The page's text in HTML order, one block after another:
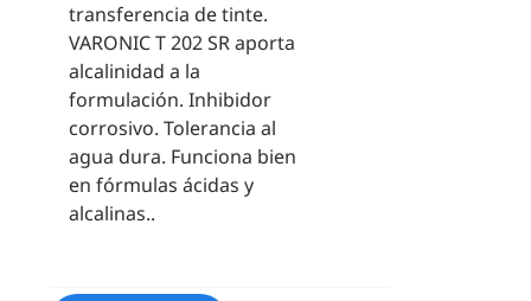
transferencia de tinte.
VARONIC T 202 SR aporta
alcalinidad a la
formulación. Inhibidor
corrosivo. Tolerancia al
agua dura. Funciona bien
en fórmulas ácidas y
alcalinas..